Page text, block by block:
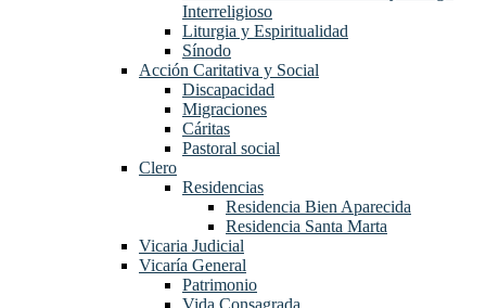
Interreligioso
Liturgia y Espiritualidad
Sínodo
Acción Caritativa y Social
Discapacidad
Migraciones
Cáritas
Pastoral social
Clero
Residencias
Residencia Bien Aparecida
Residencia Santa Marta
Vicaria Judicial
Vicaría General
Patrimonio
Vida Consagrada